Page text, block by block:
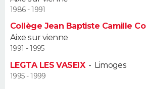
VOYAGE
PHOTO
GUIDES D'ACHAT
1986 - 1991
Collège Jean Baptiste Camille
Aixe sur vienne
1991 - 1995
LEGTA LES VASEIX- Limoges
1995 - 1999